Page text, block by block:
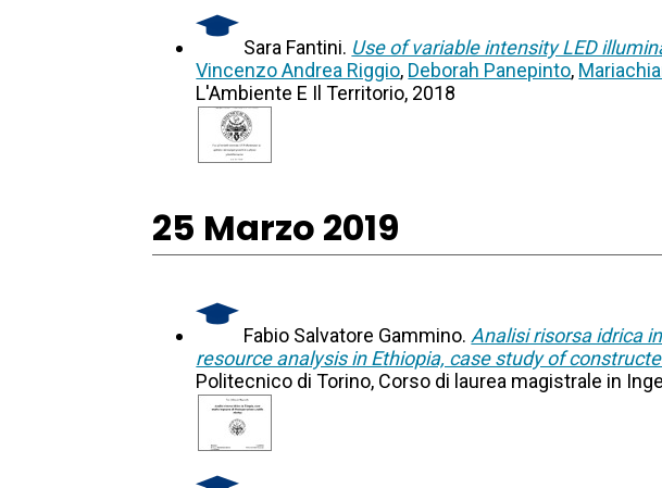
Sara Fantini. Use of variable intensity LED
Vincenzo Andrea Riggio, Deborah Panepinto,
L'Ambiente E Il Territorio, 2018
25 Marzo 2019
Fabio Salvatore Gammino. Analisi risorsa idrica
resource analysis in Ethiopia, case study of
Politecnico di Torino, Corso di laurea magistrale in